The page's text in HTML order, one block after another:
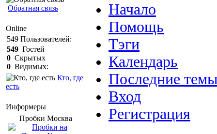
Обратная связь
Online
549 Пользователей:
549 Гостей
0 Скрытых
0 Видимых:
Кто, где
есть
Информеры
Пробки Mосква
Начало
Помощь
Тэги
Календарь
Последние
Вход
Регистрация